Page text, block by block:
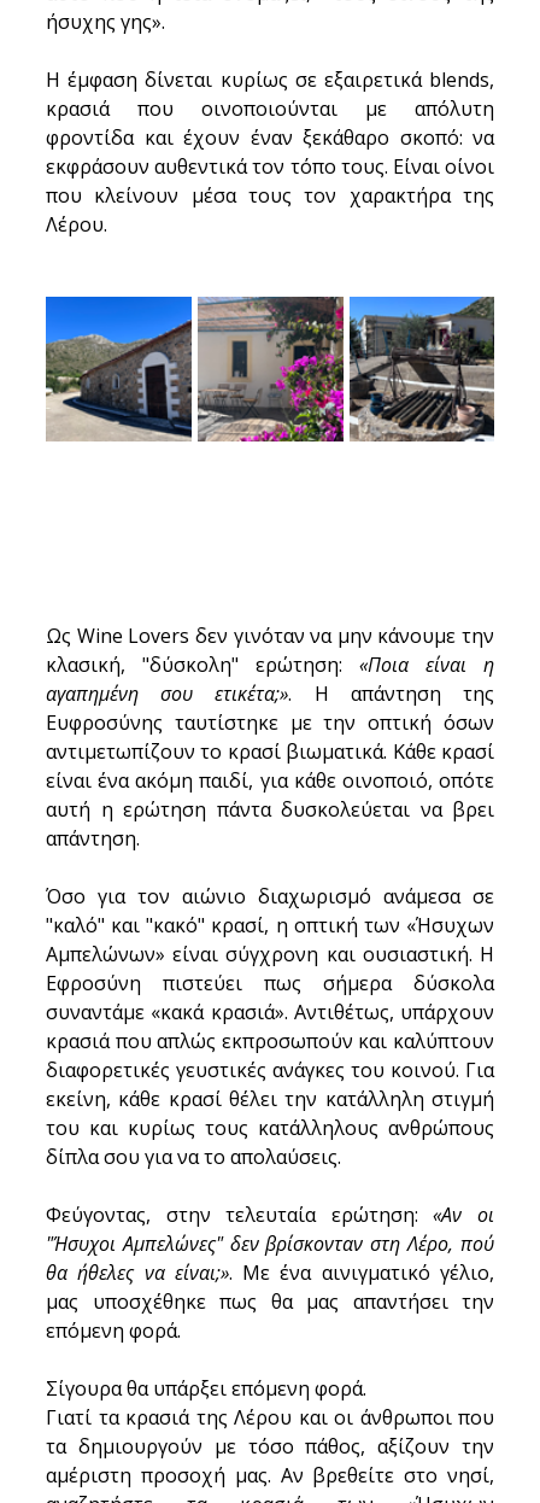
ήσυχης γης».
Η έμφαση δίνεται κυρίως σε εξαιρετικά blends,
κρασιά που οινοποιούνται με απόλυτη
φροντίδα και έχουν έναν ξεκάθαρο σκοπό: να
εκφράσουν αυθεντικά τον τόπο τους. Είναι οίνοι
που κλείνουν μέσα τους τον χαρακτήρα της
Λέρου.
Ως Wine Lovers δεν γινόταν να μην κάνουμε την
κλασική, "δύσκολη" ερώτηση: «Ποια είναι η
αγαπημένη σου ετικέτα;». Η απάντηση της
Ευφροσύνης ταυτίστηκε με την οπτική όσων
αντιμετωπίζουν το κρασί βιωματικά. Κάθε κρασί
είναι ένα ακόμη παιδί, για κάθε οινοποιό, οπότε
αυτή η ερώτηση πάντα δυσκολεύεται να βρει
απάντηση.
Όσο για τον αιώνιο διαχωρισμό ανάμεσα σε
"καλό" και "κακό" κρασί, η οπτική των «Ήσυχων
Αμπελώνων» είναι σύγχρονη και ουσιαστική. Η
Εφροσύνη πιστεύει πως σήμερα δύσκολα
συναντάμε «κακά κρασιά». Αντιθέτως, υπάρχουν
κρασιά που απλώς εκπροσωπούν και καλύπτουν
διαφορετικές γευστικές ανάγκες του κοινού. Για
εκείνη, κάθε κρασί θέλει την κατάλληλη στιγμή
του και κυρίως τους κατάλληλους ανθρώπους
δίπλα σου για να το απολαύσεις.
Φεύγοντας, στην τελευταία ερώτηση: «Αν οι
"Ήσυχοι Αμπελώνες" δεν βρίσκονταν στη Λέρο, πού
θα ήθελες να είναι;». Με ένα αινιγματικό γέλιο,
μας υποσχέθηκε πως θα μας απαντήσει την
επόμενη φορά.
Σίγουρα θα υπάρξει επόμενη φορά.
Γιατί τα κρασιά της Λέρου και οι άνθρωποι που
τα δημιουργούν με τόσο πάθος, αξίζουν την
αμέριστη προσοχή μας. Αν βρεθείτε στο νησί,